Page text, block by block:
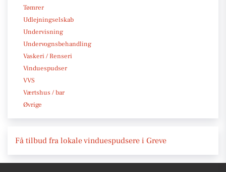
Tømrer
Udlejningselskab
Undervisning
Undervognsbehandling
Vaskeri / Renseri
Vinduespudser
VVS
Værtshus / bar
Øvrige
Få tilbud fra lokale vinduespudsere i Greve